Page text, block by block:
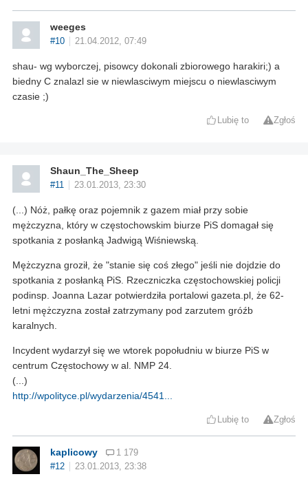
weeges
#10 21.04.2012, 07:49
shau- wg wyborczej, pisowcy dokonali zbiorowego harakiri;) a
biedny C znalazl sie w niewlasciwym miejscu o niewlasciwym
czasie ;)
Lubię to Zgłoś
Shaun_The_Sheep
#11 23.01.2013, 23:30
(...) Nóż, pałkę oraz pojemnik z gazem miał przy sobie
mężczyzna, który w częstochowskim biurze PiS domagał się
spotkania z posłanką Jadwigą Wiśniewską.
Mężczyzna groził, że "stanie się coś złego" jeśli nie dojdzie do
spotkania z posłanką PiS. Rzeczniczka częstochowskiej policji
podinsp. Joanna Lazar potwierdziła portalowi gazeta.pl, że 62-
letni mężczyzna został zatrzymany pod zarzutem gróźb
karalnych.
Incydent wydarzył się we wtorek popołudniu w biurze PiS w
centrum Częstochowy w al. NMP 24.
(...)
http://wpolityce.pl/wydarzenia/4541...
Lubię to Zgłoś
kaplicowy
1 179
#12
23.01.2013, 23:38